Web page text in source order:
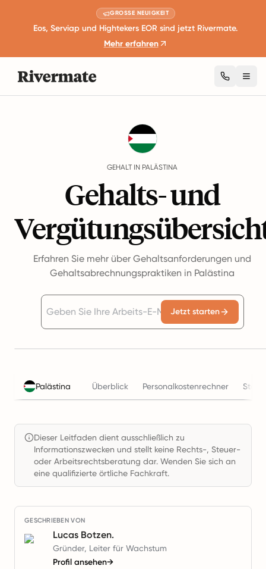
GROSSE NEUIGKEIT
Eos, Serviap und Hightekers EOR sind jetzt Rivermate.
Mehr erfahren
GEHALT IN PALÄSTINA
Gehalts- und
Erfahren Sie mehr über Gehaltsanforderungen und
Gehaltsabrechnungspraktiken in Palästina
Jetzt starten
Palästina Überblick Personalkostenrechner
Dieser Leitfaden dient ausschließlich zu
Informationszwecken und stellt keine Rechts-, Steuer-
oder Arbeitsrechtsberatung dar. Wenden Sie sich an
eine qualifizierte örtliche Fachkraft.
GESCHRIEBEN VON
Lucas Botzen.
Gründer, Leiter für Wachstum
Profil ansehen→